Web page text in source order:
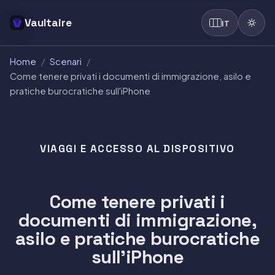
Vaultaire IT
Home / Scenari /
Come tenere privati i documenti di immigrazione, asilo e
pratiche burocratiche sull'iPhone
VIAGGI E ACCESSO AL DISPOSITIVO
Come tenere privati i
documenti di immigrazione,
asilo e pratiche burocratiche
sull'iPhone